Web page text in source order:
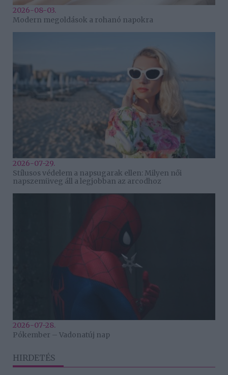
2026-08-03.
Modern megoldások a rohanó napokra
2026-07-29.
Stílusos védelem a napsugarak ellen: Milyen női
napszemüveg áll a legjobban az arcodhoz
2026-07-28.
Pókember – Vadonatúj nap
HIRDETÉS